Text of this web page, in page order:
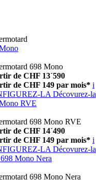
698 Mono
de CHF 13´590
de CHF 149 par mois* i
LA Décovurez-la
RVE
698 Mono RVE
de CHF 14´490
de CHF 149 par mois* i
LA Décovurez-la
698 Mono Nera
698 Mono Nera